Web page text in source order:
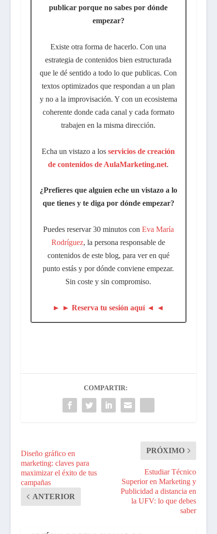
publicar porque no sabes por dónde
empezar?
Existe otra forma de hacerlo. Con una
estrategia de contenidos bien estructurada
que le dé sentido a todo lo que publicas. Con
textos optimizados que respondan a un plan
y no a la improvisación. Y con un ecosistema
coherente donde cada canal y cada formato
trabajen en la misma dirección.
Echa un vistazo a losservicios de creación
de contenidos de AulaMarketing.net.
¿Prefieres que alguien eche un vistazo a lo
que tienes y te diga por dónde empezar?
Puedes reservar 30 minutos con Eva María
Rodríguez, la persona responsable de
contenidos de este blog, para ver en qué
punto estás y por dónde conviene empezar.
Sin coste y sin compromiso.
► ► Reserva tu sesión aquí ◄ ◄
COMPARTIR:
Diseño gráfico en
marketing: claves para
maximizar el éxito de tus
campañas
ANTERIOR
PRÓXIMO
Estudiar Técnico
Superior en Marketing y
Publicidad a distancia en
la UFV: lo que debes
saber